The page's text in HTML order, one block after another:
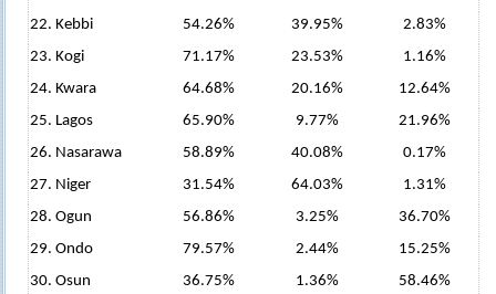
22. Kebbi
54.26% 39.95%
2.83%
23. Kogi
71.17% 23.53%
1.16%
24. Kwara
64.68% 20.16%
12.64%
25. Lagos
65.90% 9.77%
21.96%
26. Nasarawa
58.89% 40.08%
0.17%
27. Niger
31.54% 64.03%
1.31%
28. Ogun
56.86% 3.25%
36.70%
29. Ondo
79.57% 2.44%
15.25%
30. Osun
36.75% 1.36%
58.46%